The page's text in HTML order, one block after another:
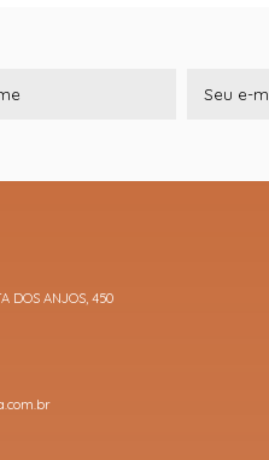
DOS ANJOS, 450